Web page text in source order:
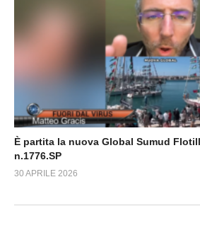
È partita la nuova Global Sumud
n.1776.SP
30 APRILE 2026